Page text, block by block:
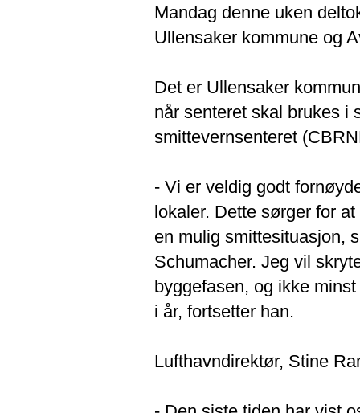
Mandag denne uken
Ullensaker kommune og
Det er Ullensaker
når senteret skal brukes i
smittevernsenteret
- Vi er veldig godt
lokaler. Dette sørger for
en mulig smittesituasjon,
Schumacher. Jeg vil
byggefasen, og ikke
i år, fortsetter han.
​Lufthavndirektør, Stine